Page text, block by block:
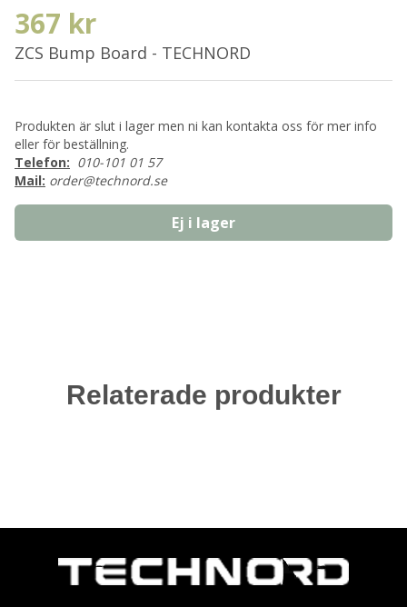
367 kr
ZCS Bump Board - TECHNORD
Produkten är slut i lager men ni kan kontakta oss för mer info
eller för beställning.
Telefon: 010-101 01 57
Mail: order@technord.se
Ej i lager
Relaterade produkter